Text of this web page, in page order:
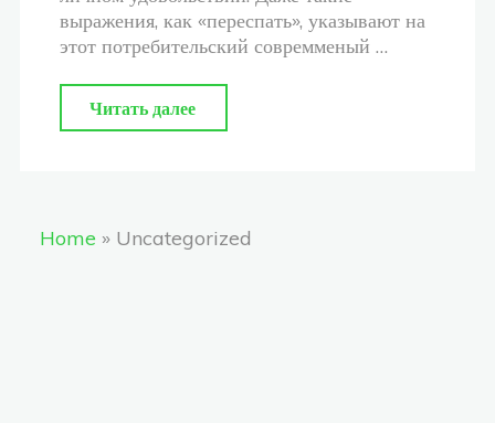
выражения, как «переспать», указывают на
этот потребительский совремменый …
Читать далее
чувствами"
Home » Uncategorized